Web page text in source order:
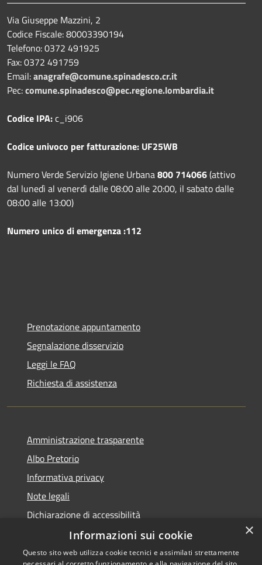
Via Giuseppe Mazzini, 2
Codice Fiscale: 80003390194
Telefono:0372 491925
Fax:0372 491759
Email:anagrafe@comune.spinadesco.cr.it
Pec:comune.spinadesco@pec.regione.lombardia.it
Codice IPA:c_i906
Codice univoco per fatturazione: UF25WB
Numero Verde Servizio Igiene Urbana800 714066(attivo
dal lunedì al venerdì dalle 08:00 alle 20:00, il sabato dalle
08:00 alle 13:00)
Numero unico di emergenza :112
Prenotazione appuntamento
Segnalazione disservizio
Leggi le FAQ
Richiesta di assistenza
Amministrazione trasparente
Albo Pretorio
Informativa privacy
Note legali
Dichiarazione di accessibilità
×
Informazioni sui cookie
Questo sito web utilizza cookie tecnici e assimilati strettamente